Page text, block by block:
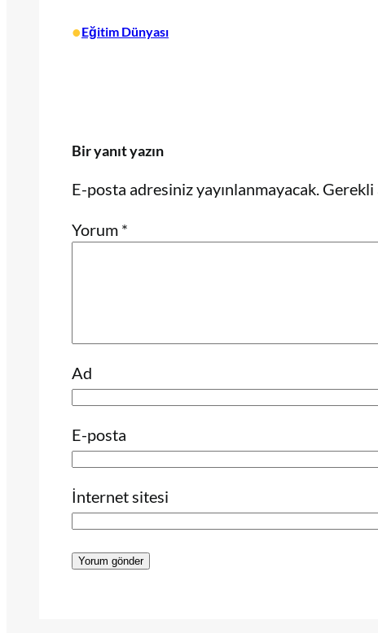
•Eğitim Dünyası
Bir yanıt yazın
E-posta adresiniz yayınlanmayacak. Gerekli
Yorum *
Ad
E-posta
İnternet sitesi